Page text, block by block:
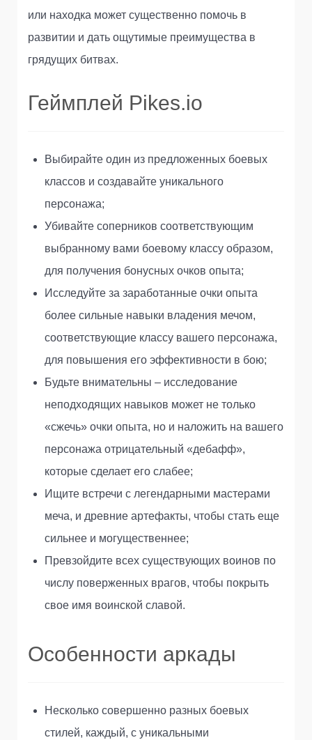
или находка может существенно помочь в
развитии и дать ощутимые преимущества в
грядущих битвах.
Геймплей Pikes.io
Выбирайте один из предложенных боевых
классов и создавайте уникального
персонажа;
Убивайте соперников соответствующим
выбранному вами боевому классу образом,
для получения бонусных очков опыта;
Исследуйте за заработанные очки опыта
более сильные навыки владения мечом,
соответствующие классу вашего персонажа,
для повышения его эффективности в бою;
Будьте внимательны – исследование
неподходящих навыков может не только
«сжечь» очки опыта, но и наложить на вашего
персонажа отрицательный «дебафф»,
которые сделает его слабее;
Ищите встречи с легендарными мастерами
меча, и древние артефакты, чтобы стать еще
сильнее и могущественнее;
Превзойдите всех существующих воинов по
числу поверженных врагов, чтобы покрыть
свое имя воинской славой.
Особенности аркады
Несколько совершенно разных боевых
стилей, каждый, с уникальными